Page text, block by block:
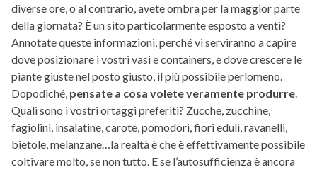
diverse ore, o al contrario, avete ombra per la maggior parte
della giornata? È un sito particolarmente esposto a venti?
Annotate queste informazioni, perché vi serviranno a capire
dove posizionare i vostri vasi e containers, e dove crescere le
piante giuste nel posto giusto, il più possibile perlomeno.
Dopodiché, pensate a cosa volete veramente produrre.
Quali sono i vostri ortaggi preferiti? Zucche, zucchine,
fagiolini, insalatine, carote, pomodori, fiori eduli, ravanelli,
bietole, melanzane…la realtà è che è effettivamente possibile
coltivare molto, se non tutto. E se l’autosufficienza è ancora